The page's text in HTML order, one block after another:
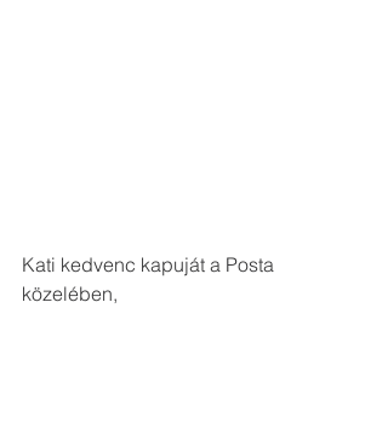
Kati kedvenc kapuját a Posta
közelében,